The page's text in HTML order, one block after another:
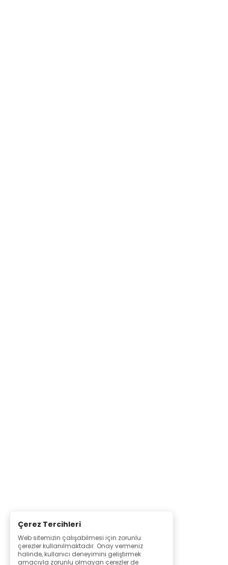
Çerez Tercihleri
Web sitemizin çalışabilmesi için zorunlu
çerezler kullanılmaktadır. Onay vermeniz
halinde, kullanıcı deneyimini geliştirmek
amacıyla zorunlu olmayan çerezler de